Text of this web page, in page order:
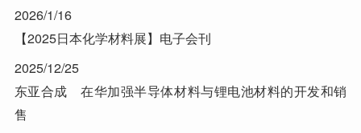
2026/1/16
【2025日本化学材料展】电子会刊
2025/12/25
东亚合成 在华加强半导体材料与锂电池材料的开发和销
售